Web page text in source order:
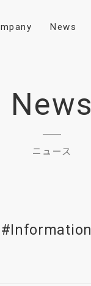
mpany News
News
ニュース
#Information